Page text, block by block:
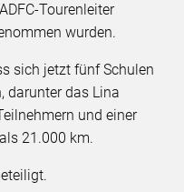
Tourenleiter
wurden.
sich jetzt fünf Schulen
darunter das Lina
und einer
21.000 km.